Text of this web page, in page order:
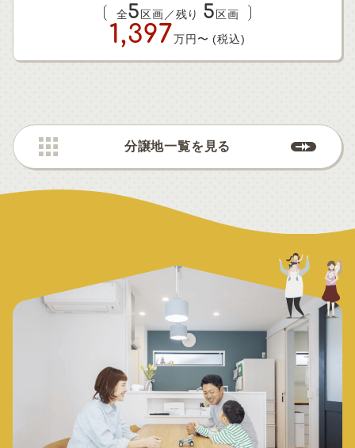
全5 区画／残り 5 区画
1,397万円〜 (税込)
分譲地一覧を見る